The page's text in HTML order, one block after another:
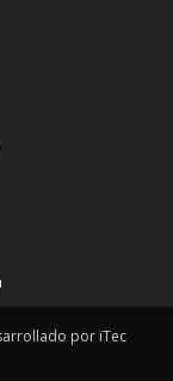
por iTec